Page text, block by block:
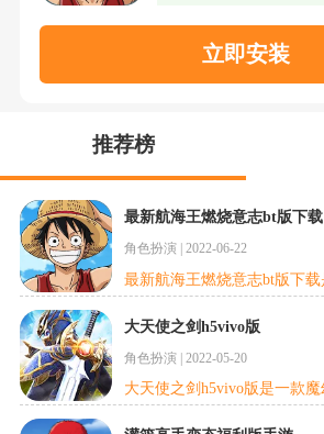
立即安装
推荐榜
最新航海王燃烧意志bt版下载
角色扮演 2022-06-22
大天使之剑h5vivo版
角色扮演 | 2022-05-20